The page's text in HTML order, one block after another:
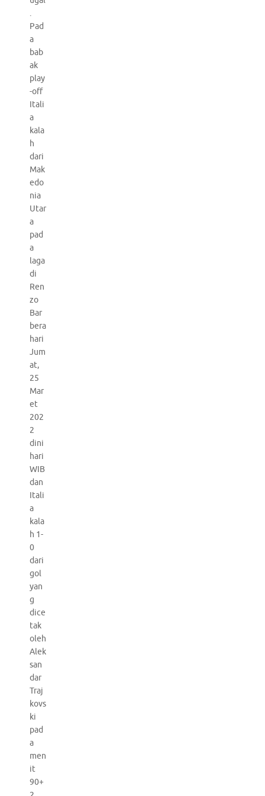
.
Pad
a
bab
ak
play
-off
Itali
a
kala
h
dari
Mak
edo
nia
Utar
a
pad
a
laga
di
Ren
zo
Bar
bera
hari
Jum
at,
25
Mar
et
202
2
dini
hari
WIB
dan
Itali
a
kala
h 1-
0
dari
gol
yan
g
dice
tak
oleh
Alek
san
dar
Traj
kovs
ki
pad
a
men
it
90+